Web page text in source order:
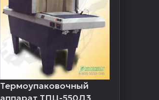
Термоупаковочный